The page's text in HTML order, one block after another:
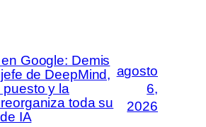
Google: Demis
de DeepMind,
y la
toda su
IA
agosto
6,
2026